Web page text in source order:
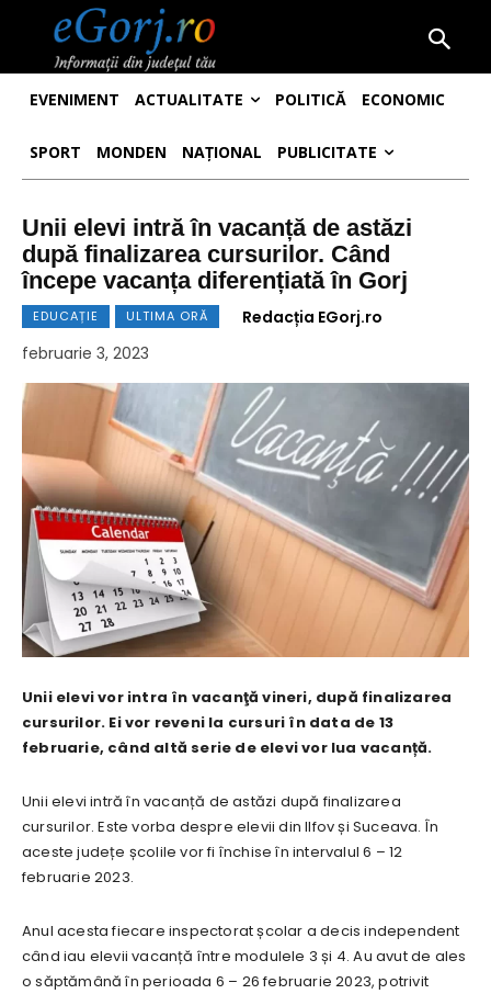
EVENIMENT ACTUALITATE POLITICĂ ECONOMIC
SPORT MONDEN NAȚIONAL PUBLICITATE
Unii elevi intră în vacanță de astăzi
după finalizarea cursurilor. Când
începe vacanța diferențiată în Gorj
EDUCAȚIE ULTIMA ORĂ
Redacția EGorj.ro
februarie 3, 2023
Unii elevi vor intra în vacanţă vineri, după finalizarea
cursurilor. Ei vor reveni la cursuri în data de 13
februarie, când altă serie de elevi vor lua vacanță.
Unii elevi intră în vacanță de astăzi după finalizarea
cursurilor. Este vorba despre elevii din Ilfov și Suceava. În
aceste județe școlile vor fi închise în intervalul 6 – 12
februarie 2023.
Anul acesta fiecare inspectorat școlar a decis independent
când iau elevii vacanță între modulele 3 și 4. Au avut de ales
o săptămână în perioada 6 – 26 februarie 2023, potrivit